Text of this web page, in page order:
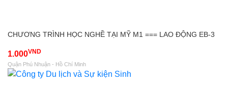
CHƯƠNG TRÌNH HỌC NGHỀ TẠI MỸ M1 === LAO ĐỘNG EB-3
1.000VND
Quận Phú Nhuận - Hồ Chí Minh